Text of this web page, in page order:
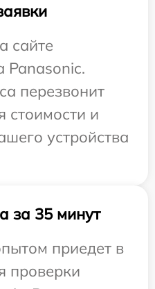
сайте
Panasonic.
перезвонит
стоимости и
устройства
за 35 минут
приедет в
проверки